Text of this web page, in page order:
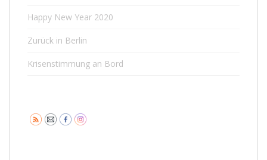
Happy New Year 2020
Zurück in Berlin
Krisenstimmung an Bord